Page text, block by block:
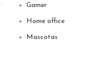
Gamer
Home office
Mascotas